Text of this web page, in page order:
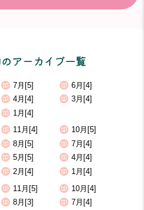
アーカイブ一覧
7月[5]
6月[4]
4月[4]
3月[4]
1月[4]
11月[4]
10月[5]
8月[5]
7月[4]
5月[5]
4月[4]
2月[4]
1月[4]
11月[5]
10月[4]
8月[3]
7月[4]